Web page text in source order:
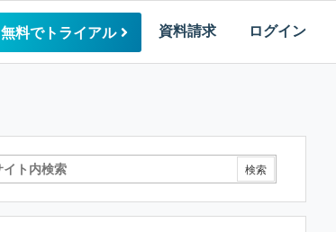
無料でトライアル 資料請求 ログイン